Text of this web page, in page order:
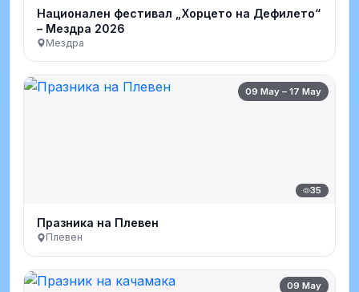
Национален фестивал „Хорцето на Дефилето“
– Мездра 2026
Мездра
09 May – 17 May
35
Празника на Плевен
Плевен
09 May